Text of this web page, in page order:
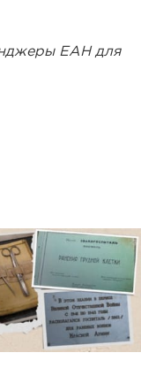
ЕАН для